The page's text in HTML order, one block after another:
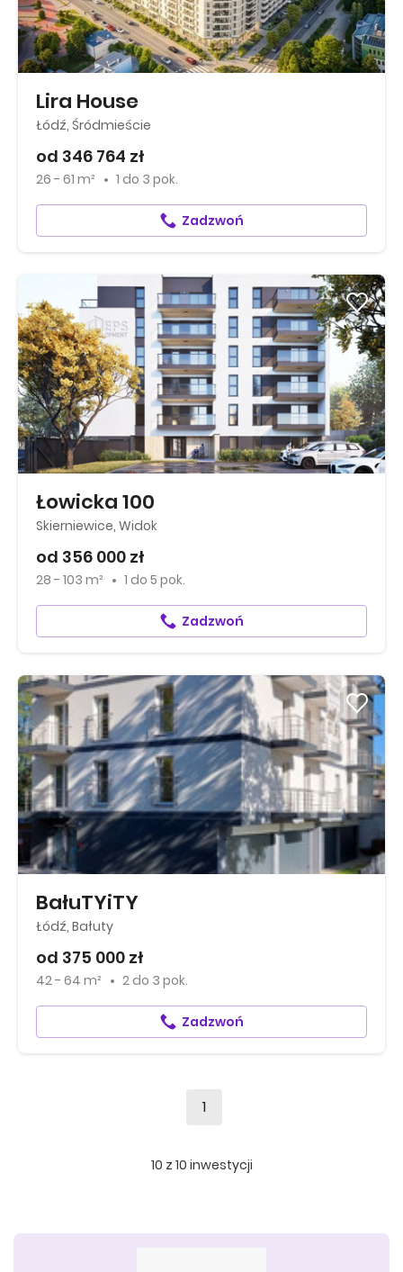
Lira House
Łódź, Śródmieście
od 346 764 zł
26 - 61 m² 1 do 3 pok.
Zadzwoń
Łowicka 100
Skierniewice, Widok
od 356 000 zł
28 - 103 m² 1 do 5 pok.
Zadzwoń
BałuTYiTY
Łódź, Bałuty
od 375 000 zł
42 - 64 m² 2 do 3 pok.
Zadzwoń
1
10 z 10 inwestycji